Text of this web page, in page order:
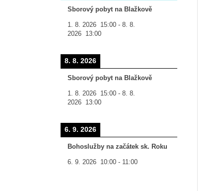
Sborový pobyt na Blažkově
1. 8. 2026 15:00 - 8. 8.
2026
13:00
8. 8. 2026
Sborový pobyt na Blažkově
1. 8. 2026 15:00 - 8. 8.
2026
13:00
6. 9. 2026
Bohoslužby na začátek sk. Roku
6. 9. 2026 10:00 - 11:00